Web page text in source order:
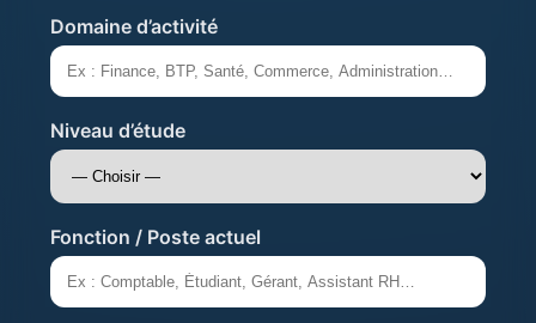
Domaine d’activité
Niveau d’étude
Fonction / Poste actuel